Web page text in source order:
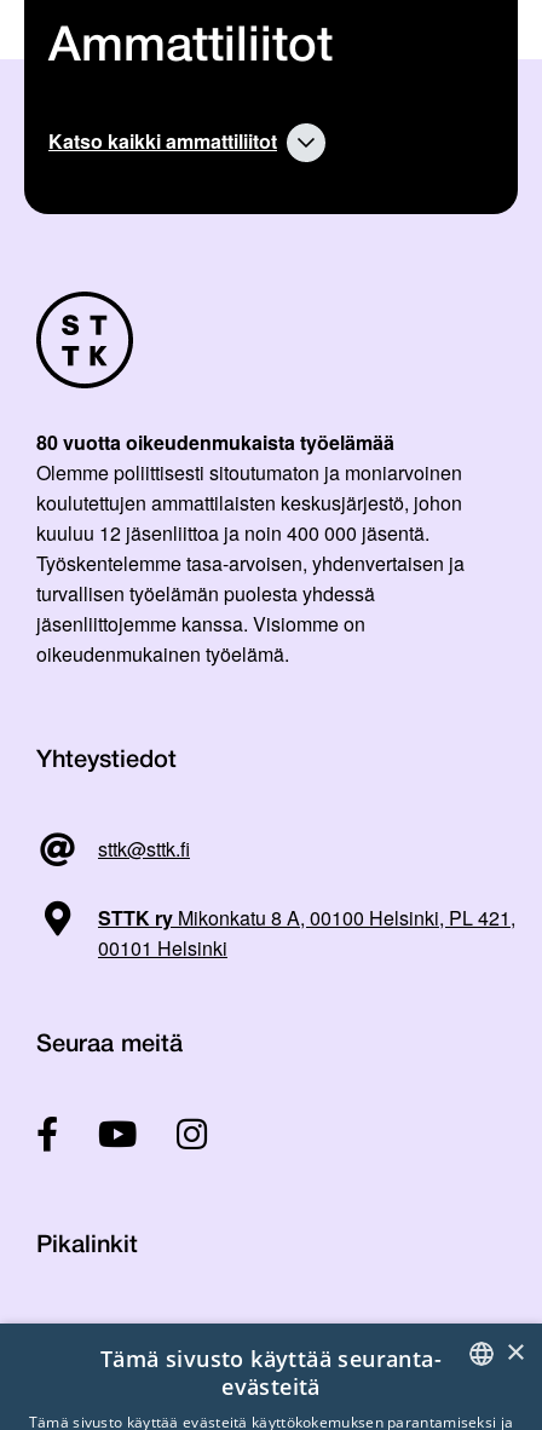
Ammattiliitot
Katso kaikki ammattiliitot
80 vuotta oikeudenmukaista työelämää
Olemme poliittisesti sitoutumaton ja moniarvoinen
koulutettujen ammattilaisten keskusjärjestö, johon
kuuluu 12 jäsenliittoa ja noin 400 000 jäsentä.
Työskentelemme tasa-arvoisen, yhdenvertaisen ja
turvallisen työelämän puolesta yhdessä
jäsenliittojemme kanssa. Visiomme on
oikeudenmukainen työelämä.
Yhteystiedot
sttk@sttk.fi
STTK ry Mikonkatu 8 A, 00100 Helsinki, PL 421,
00101 Helsinki
Seuraa meitä
Pikalinkit
Laskutustiedot
FINNISH
×
Tämä sivusto käyttää seuranta-
evästeitä
Tämä sivusto käyttää evästeitä käyttökokemuksen parantamiseksi ja